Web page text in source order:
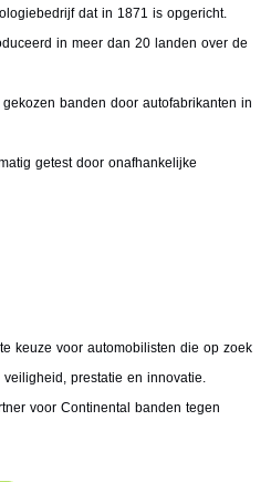
dat in 1871 is opgericht.
in meer dan 20 landen over de
banden door autofabrikanten in
getest door onafhankelijke
keuze voor automobilisten die op zoek
prestatie en innovatie.
voor Continental banden tegen